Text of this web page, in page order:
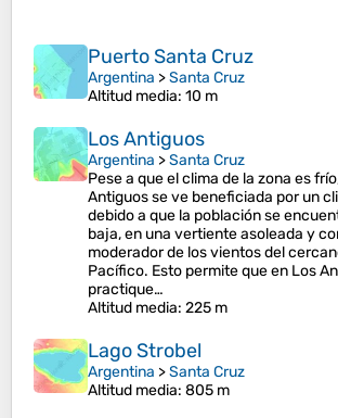
Puerto Santa Cruz
Argentina >Santa Cruz
Altitud media: 10 m
Los Antiguos
Argentina >Santa Cruz
Pese a que el clima de la zona es
Antiguos se ve beneficiada por un
debido a que la población se
baja, en una vertiente asoleada y
moderador de los vientos del
Pacífico. Esto permite que en Los
practique…
Altitud media: 225 m
Lago Strobel
Argentina >Santa Cruz
Altitud media: 805 m